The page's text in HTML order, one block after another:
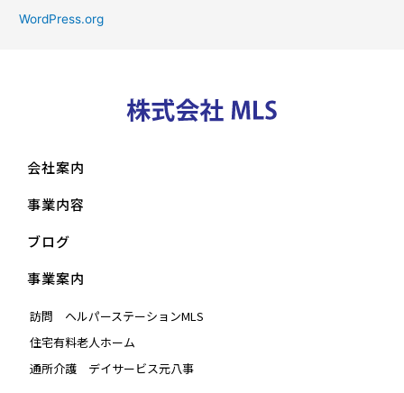
WordPress.org
会社案内
事業内容
ブログ
事業案内
訪問 ヘルパーステーションMLS
住宅有料老人ホーム
通所介護 デイサービス元八事